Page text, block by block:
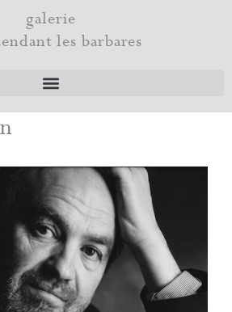
galerie
les barbares